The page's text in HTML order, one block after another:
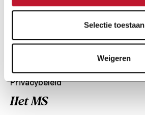
Selectie toestaan
Weigeren
Actualiteit
Steun ons
Privacybeleid
Het MS